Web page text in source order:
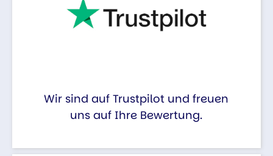
Wir sind auf Trustpilot und freuen
uns auf Ihre Bewertung.